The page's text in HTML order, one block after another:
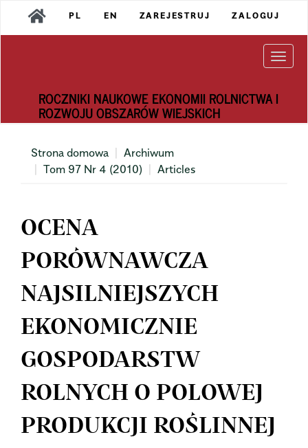
Main
Navigation
PL EN ZAREJESTRUJ ZALOGUJ
ROCZNIKI NAUKOWE EKONOMII ROLNICTWA I
ROZWOJU OBSZARÓW WIEJSKICH
Strona domowa
Archiwum
Tom 97 Nr 4 (2010)
Articles
OCENA
PORÓWNAWCZA
NAJSILNIEJSZYCH
EKONOMICZNIE
GOSPODARSTW
ROLNYCH O POLOWEJ
PRODUKCJI ROŚLINNEJ